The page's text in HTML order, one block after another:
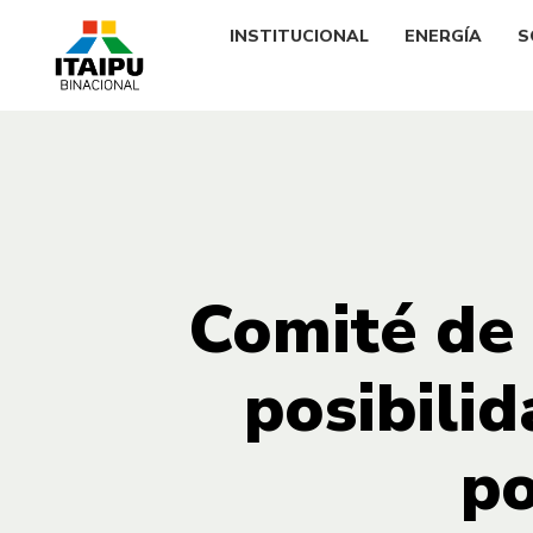
INSTITUCIONAL ENERGÍA
Comité